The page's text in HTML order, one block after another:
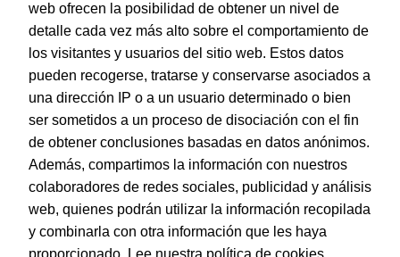
Dohe – Tarjeta de Felicitación Navidad – Tamaño 11,5 x 17
cm – Modelo Tree
EAN: 8421938700237
© Dohe - Camino de Madrid, 14
28970 • Humanes de Madrid (Madrid)
ESPAÑA
web ofrecen la posibilidad de obtener un nivel de
detalle cada vez más alto sobre el comportamiento de
los visitantes y usuarios del sitio web. Estos datos
pueden recogerse, tratarse y conservarse asociados a
una dirección IP o a un usuario determinado o bien
ser sometidos a un proceso de disociación con el fin
de obtener conclusiones basadas en datos anónimos.
Además, compartimos la información con nuestros
colaboradores de redes sociales, publicidad y análisis
web, quienes podrán utilizar la información recopilada
y combinarla con otra información que les haya
proporcionado.
Lee nuestra política de cookies